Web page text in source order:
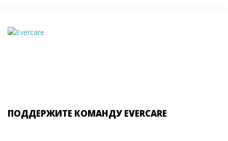
ПОДДЕРЖИТЕ КОМАНДУ EVERCARE